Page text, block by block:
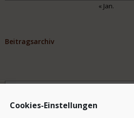
Cookies-Einstellungen
« Jan.
Beitragsarchiv
Archiv